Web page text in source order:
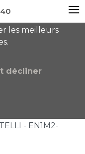
AC
général
- EN1M2-
les meilleurs
décliner
≡